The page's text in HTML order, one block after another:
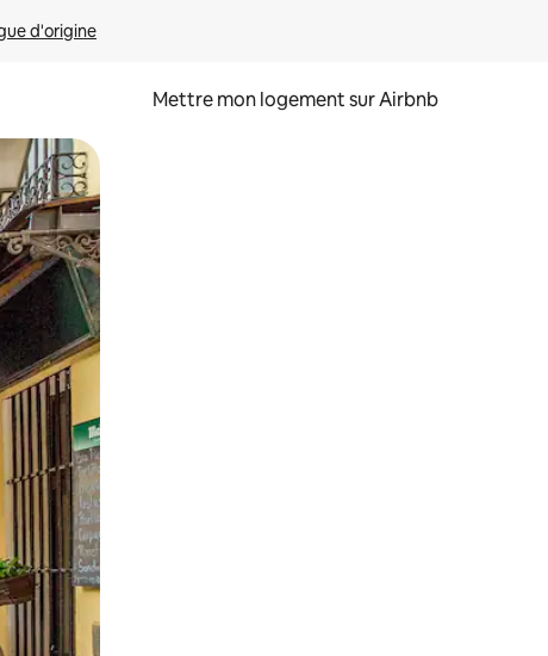
d'origine
Mettre mon logement sur Airbnb
glisser.